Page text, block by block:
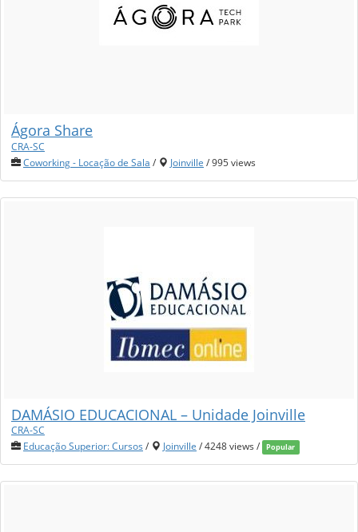
Ágora Share
CRA-SC
Coworking - Locação de Sala / Joinville / 995 views
DAMÁSIO EDUCACIONAL – Unidade Joinville
CRA-SC
Educação Superior: Cursos / Joinville / 4248 views / Popular